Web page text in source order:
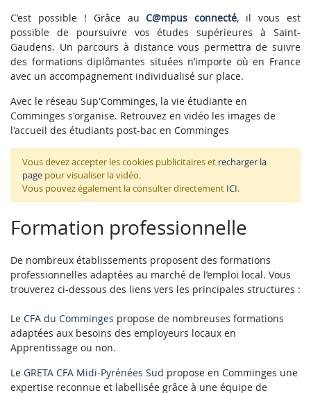
C’est possible ! Grâce auC@mpus connecté, il vous est
possible de poursuivre vos études supérieures à Saint-
Gaudens. Un parcours à distance vous permettra de suivre
des formations diplômantes situées n’importe où en France
avec un accompagnement individualisé sur place.
Avec le réseau Sup'Comminges, la vie étudiante en
Comminges s'organise. Retrouvez en vidéo les images de
l'accueil des étudiants post-bac en Comminges
Vous devez accepter les cookies publicitaires et recharger la
page pour visualiser la vidéo.
Vous pouvez également la consulter directement ICI.
Formation professionnelle
De nombreux établissements proposent des formations
professionnelles adaptées au marché de l’emploi local. Vous
trouverez ci-dessous des liens vers les principales structures :
Le CFA du Comminges propose de nombreuses formations
adaptées aux besoins des employeurs locaux en
Apprentissage ou non.
Le GRETA CFA Midi-Pyrénées Sud propose en Comminges une
expertise reconnue et labellisée grâce à une équipe de